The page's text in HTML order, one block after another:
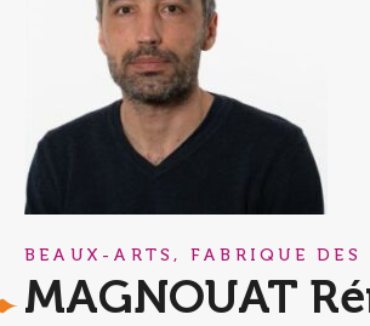
BEAUX-ARTS, FABRIQUE DES
MAGNOUAT